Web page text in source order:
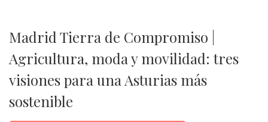
Madrid Tierra de Compromiso |
Agricultura, moda y movilidad: tres
visiones para una Asturias más
sostenible